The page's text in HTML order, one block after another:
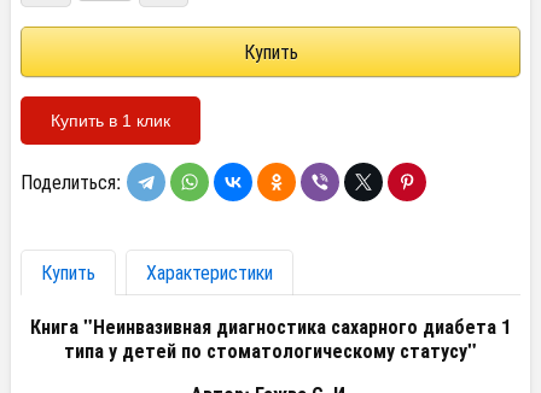
Купить в 1 клик
Поделиться:
Купить
Характеристики
Книга "Неинвазивная диагностика сахарного диабета 1
типа у детей по стоматологическому статусу"